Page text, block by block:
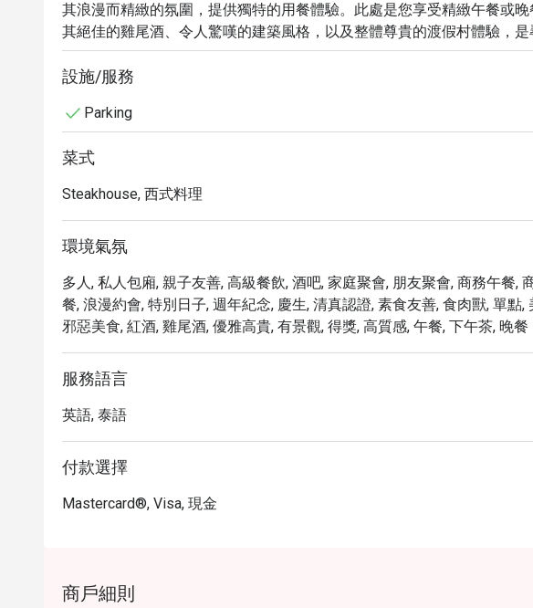
其浪漫而精緻的氛圍，提供獨特的用餐體驗。此處是您享受精緻午餐或
其絕佳的雞尾酒、令人驚嘆的建築風格，以及整體尊貴的渡假村體驗，
選。
・您將在此品嚐到一系列誘人的開胃菜、令人垂涎的甜點，以及豐富的飲
史魅力與現代品味將完美融合，為您創造無可取代的美好回憶。
格，盡情享受這趟頂級美食饗宴。
設施/服務
Parking
菜式
Steakhouse, 西式料理
環境氣氛
多人, 私人包廂, 親子友善, 高級餐飲, 酒吧, 家庭聚會, 朋友聚會, 商務午餐,
餐, 浪漫約會, 特別日子, 週年紀念, 慶生, 清真認證, 素食友善, 食肉獸, 單點,
邪惡美食, 紅酒, 雞尾酒, 優雅高貴, 有景觀, 得獎, 高質感, 午餐, 下午茶, 晚餐
服務語言
英語, 泰語
付款選擇
Mastercard®, Visa, 現金
商戶細則